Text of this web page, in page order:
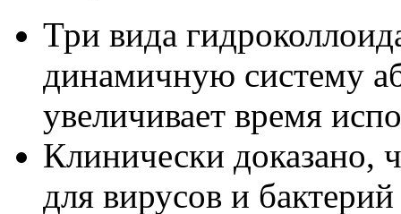
Три вида
динамичную систему
увеличивает время
Клинически доказано,
для вирусов и